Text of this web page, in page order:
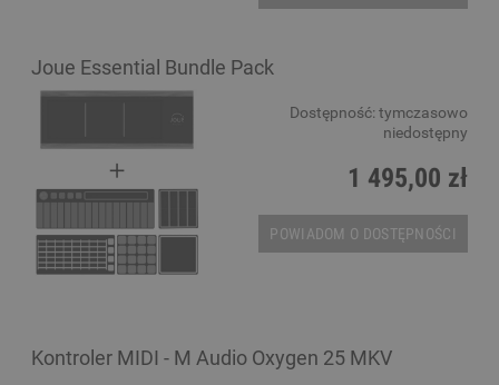
Joue Essential Bundle Pack
Dostępność: tymczasowo
niedostępny
1 495,00 zł
POWIADOM O DOSTĘPNOŚCI
Kontroler MIDI - M Audio Oxygen 25 MKV